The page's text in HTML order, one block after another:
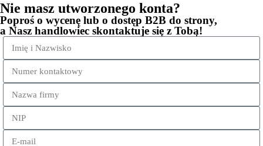
Nie masz utworzonego konta?
Poproś o wycenę lub o dostęp B2B do strony,
a Nasz handlowiec skontaktuje się z Tobą!